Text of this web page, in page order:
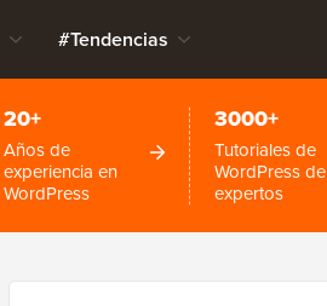
#Tendencias
20+
Años de
experiencia en
WordPress
3000+
Tutoriales de
WordPress de
expertos